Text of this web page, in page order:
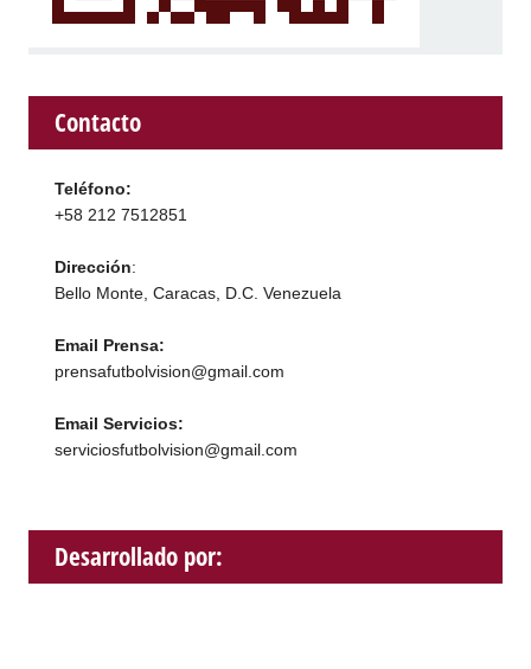
Contacto
Teléfono:
+58 212 7512851
Dirección:
Bello Monte, Caracas, D.C. Venezuela
Email Prensa:
prensafutbolvision@gmail.com
Email Servicios:
serviciosfutbolvision@gmail.com
Desarrollado por: